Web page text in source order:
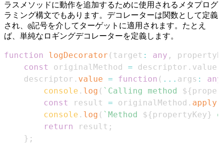
ラスメソッドに動作を追加するために使用されるメタプログ
ラミング構文でもあります。デコレーターは関数として定義
され、 @記号を介してターゲットに適用されます。たとえ
ば、単純なロギングデコレーターを定義します。
function logDecorator ( target : any ,
const
originalMethod = descriptor . value
    descriptor
. value = function ( ... args :
any
console . log ( ` Calling method ${
const
result = originalMethod . apply
console . log ( ` Method ${propertyKey}
return
result ;
} ;